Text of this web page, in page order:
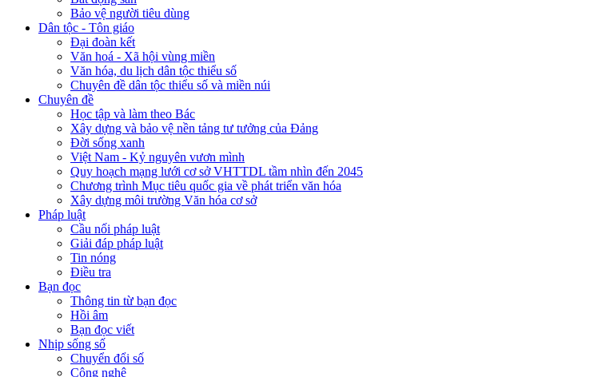
Bảo vệ người tiêu dùng
Dân tộc - Tôn giáo
Đại đoàn kết
Văn hoá - Xã hội vùng miền
Văn hóa, du lịch dân tộc thiểu số
Chuyên đề dân tộc thiểu số và miền núi
Chuyên đề
Học tập và làm theo Bác
Xây dựng và bảo vệ nền tảng tư tưởng của Đảng
Đời sống xanh
Việt Nam - Kỷ nguyên vươn mình
Quy hoạch mạng lưới cơ sở VHTTDL tầm nhìn đến 2045
Chương trình Mục tiêu quốc gia về phát triển văn hóa
Xây dựng môi trường Văn hóa cơ sở
Pháp luật
Cầu nối pháp luật
Giải đáp pháp luật
Tin nóng
Điều tra
Bạn đọc
Thông tin từ bạn đọc
Hồi âm
Bạn đọc viết
Nhịp sống số
Chuyển đổi số
Công nghệ